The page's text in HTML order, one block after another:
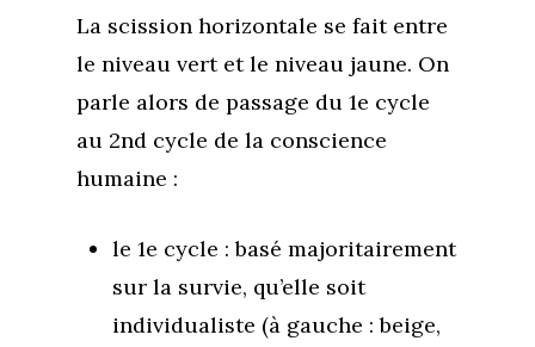
La scission horizontale se fait entre
le niveau vert et le niveau jaune. On
parle alors de passage du 1e cycle
au 2nd cycle de la conscience
humaine :
le 1e cycle : basé majoritairement
sur la survie, qu’elle soit
individualiste (à gauche : beige,